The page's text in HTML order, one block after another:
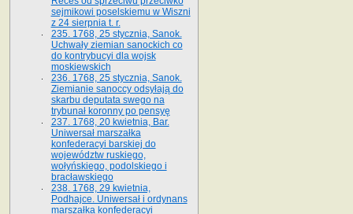
sejmikowi poselskiemu w Wiszni
z 24 sierpnia t. r.
235. 1768, 25 stycznia, Sanok.
Uchwały ziemian sanockich co
do kontrybucyi dla wojsk
moskiewskich
236. 1768, 25 stycznia, Sanok.
Ziemianie sanoccy odsyłają do
skarbu deputata swego na
trybunał koronny po pensyę
237. 1768, 20 kwietnia, Bar.
Uniwersał marszałka
konfederacyi barskiej do
województw ruskiego,
wołyńskiego, podolskiego i
bracławskiego
238. 1768, 29 kwietnia,
Podhajce. Uniwersał i ordynans
marszałka konfederacyi